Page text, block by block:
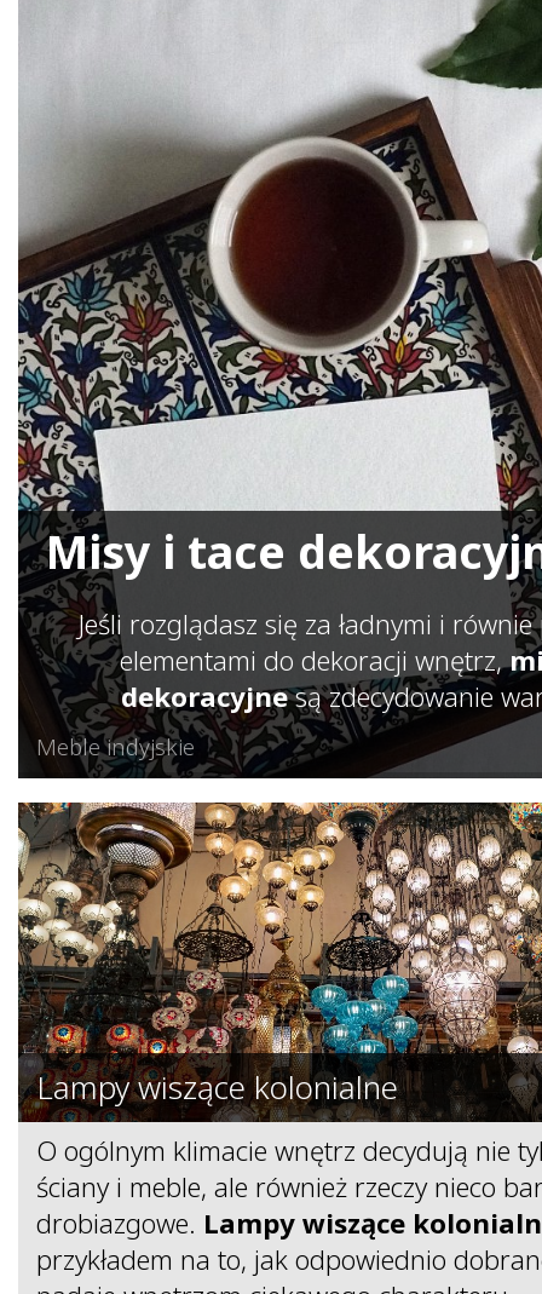
Misy i tace
Jeśli rozglądasz się za ładnymi i
elementami do dekoracji wnętrz,
dekoracyjnesą zdecydowanie
Meble indyjskie
Lampy wiszące kolonialne
O ogólnym klimacie wnętrz decydują nie
ściany i meble, ale również rzeczy nieco
drobiazgowe. Lampy wiszące
przykładem na to, jak odpowiednio